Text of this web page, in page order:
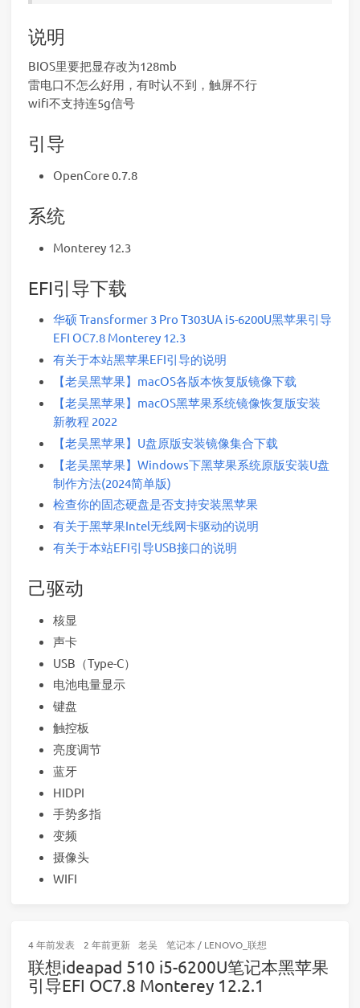
说明
BIOS里要把显存改为128mb
雷电口不怎么好用，有时认不到，触屏不行
wifi不支持连5g信号
引导
OpenCore 0.7.8
系统
Monterey 12.3
EFI引导下载
华硕 Transformer 3 Pro T303UA i5-6200U黑苹果引导
EFI OC7.8 Monterey 12.3
有关于本站黑苹果EFI引导的说明
【老吴黑苹果】macOS各版本恢复版镜像下载
【老吴黑苹果】macOS黑苹果系统镜像恢复版安装
新教程 2022
【老吴黑苹果】U盘原版安装镜像集合下载
【老吴黑苹果】Windows下黑苹果系统原版安装U盘
制作方法(2024简单版)
检查你的固态硬盘是否支持安装黑苹果
有关于黑苹果Intel无线网卡驱动的说明
有关于本站EFI引导USB接口的说明
己驱动
核显
声卡
USB（Type-C）
电池电量显示
键盘
触控板
亮度调节
蓝牙
HIDPI
手势多指
变频
摄像头
WIFI
4 年前发表 2 年前更新 老吴 笔记本/ LENOVO_联想
联想ideapad 510 i5-6200U笔记本黑苹果
引导EFI OC7.8 Monterey 12.2.1